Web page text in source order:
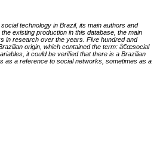
technology in Brazil, its main authors and
existing production in this database, the main
in research over the years. Five hundred and
origin, which contained the term: â€œsocial
it could be verified that there is a Brazilian
as a reference to social networks, sometimes as a